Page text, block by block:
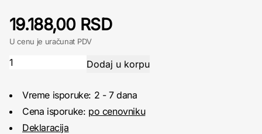
19.188,00 RSD
U cenu je uračunat PDV
Vreme isporuke: 2 - 7 dana
Cena isporuke: po cenovniku
Deklaracija